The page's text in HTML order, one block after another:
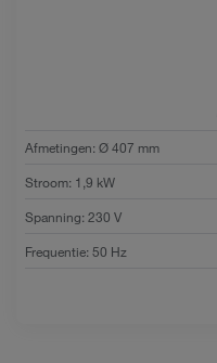
Afmetingen:Ø 407 mm
Stroom: 1,9 kW
Spanning:230 V
Frequentie:50 Hz